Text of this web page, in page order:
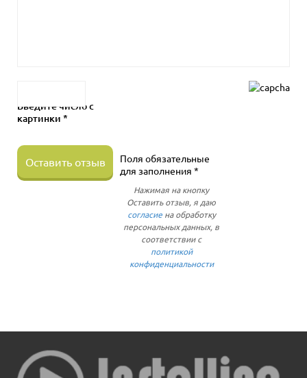
Введите число с
картинки *
Оставить отзыв
Поля обязательные
для заполнения *
Нажимая на кнопку
Оставить отзыв, я даю
согласиена обработку
персональных данных, в
соответствии с
политикой
конфиденциальности